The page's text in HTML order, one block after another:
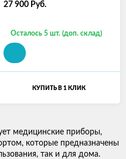
27 900 Руб.
Осталось 5 шт. (доп. склад)
КУПИТЬ В 1 КЛИК
медицинские приборы,
которые предназначены
так и для дома.